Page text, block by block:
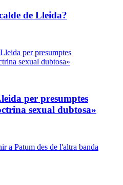
de Lleida?
per presumptes
sexual dubtosa»